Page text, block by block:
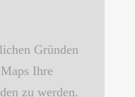
Gründen
Ihre
zu werden.